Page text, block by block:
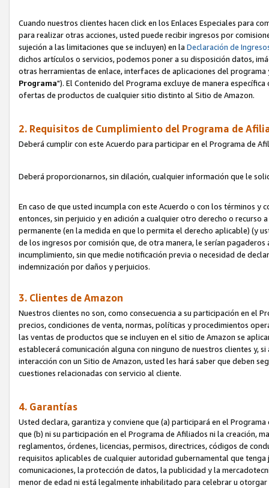
Cuando nuestros clientes hacen click en los Enlaces Especiales para
para realizar otras acciones, usted puede recibir ingresos por
sujeción a las limitaciones que se incluyen) en la Declaración de
dichos artículos o servicios, podemos poner a su disposición datos,
otras herramientas de enlace, interfaces de aplicaciones del
Programa"). El Contenido del Programa excluye de manera
ofertas de productos de cualquier sitio distinto al Sitio de Amazon.
2. Requisitos de Cumplimiento del Programa de
Deberá cumplir con este Acuerdo para participar en el Programa de
Deberá proporcionarnos, sin dilación, cualquier información que le
En caso de que usted incumpla con este Acuerdo o con los términos
entonces, sin perjuicio y en adición a cualquier otro derecho o
permanente (en la medida en que lo permita el derecho aplicable) (y
de los ingresos por comisión que, de otra manera, le serían
incumplimiento, sin que medie notificación previa o necesidad de
indemnización por daños y perjuicios.
3. Clientes de Amazon
Nuestros clientes no son, como consecuencia a su participación en el
precios, condiciones de venta, normas, políticas y procedimientos
las ventas de productos que se incluyen en el sitio de Amazon se
establecerá comunicación alguna con ninguno de nuestros clientes y,
interacción con un Sitio de Amazon, usted les hará saber que deben
cuestiones relacionadas con servicio al cliente.
4. Garantías
Usted declara, garantiza y conviene que (a) participará en el
que (b) ni su participación en el Programa de Afiliados ni la creación,
reglamentos, órdenes, licencias, permisos, directrices, códigos de
requisitos aplicables de cualquier autoridad gubernamental que
comunicaciones, la protección de datos, la publicidad y la
menor de edad ni está legalmente inhabilitado para celebrar u